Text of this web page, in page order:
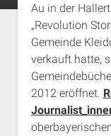
Au in der
„Revolution
Gemeinde
verkauft hatte,
2012 eröffnet.